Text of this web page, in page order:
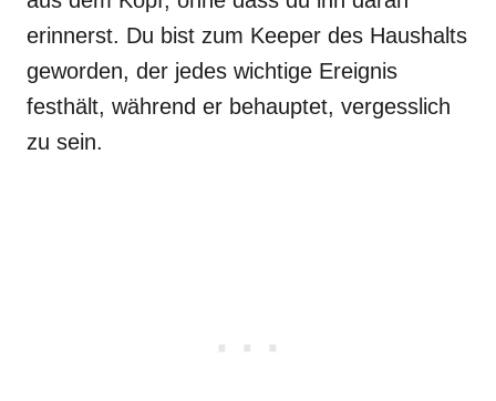
erinnerst. Du bist zum Keeper des Haushalts
geworden, der jedes wichtige Ereignis
festhält, während er behauptet, vergesslich
zu sein.